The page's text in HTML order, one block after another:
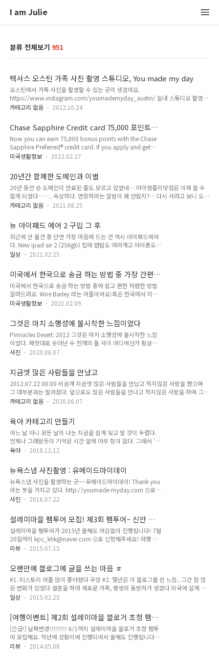
I am Julie
분류 전체보기 951
텍사스 오스틴 가족 사진 촬영 스튜디오, You made my day
오스틴에서 가족 사진을 촬영할 수 있는 곳이 생겼어요.
https://www.instagram.com/youmademyday_austin/ 실내 스튜디오 촬영,
야외 촬영, 출장해서 댁에서 촬영해드리는 것 모두 가능합니다. 뉴욕에서 오랜 시간
입히고 전통의자에서 촬영원하셨던 분들이나.. 돌상 백일상 해주고 촬영하고 싶으셨
던 분들께 희소식이죠! 달라스까지 가지 않아도 오스틴에서 이제 가족 사진 촬영, 아
이 백일 촬영, 돌 사진 촬영, 만삭사진 촬영, 뉴본사진 촬영 등 모든 것이 가능합니다.
웨딩화보 촬영도 가능하오니 문의주시구요. 자세한 것은 인스타그램 계정에서 확인
하셔요. 촬영 문의는 youmademyday7@gmail.com ..
카테고리 없음 2022.10.24
Chase Sapphire Credit card 75,000 포인트
받기 리퍼 링크
Now you can earn 75,000 bonus points with the Chase
Sapphire Preferred® credit card. If you apply and get
approved, we can both earn rewards:
Chase Sapphire Preferred Credit Card | Chase.com Click
to learn more. www.referyourchasecard.com 채이스 은행
에서 인기 좋은 카드, 채이스 사파이어 프리퍼드 크레딧 카드. 현
재 사파이어 카드 만들면 60,000포인트 주는 행사 (약$750상
당 가치) 하는데.. 위 리퍼 링크로 가입하면 15,000..
미국생활정보 2022.02.27
20년간 함께한 도메인과 이별
20년 동안 쓴 도메인이 만료된 줄도 모르고 있었네… 아이엠줄리닷컴은 이제 쓸 수
없게 되었다…….. 속상하다. 연장하라는 알람이 왜 안왔지?… 다시 사려고 보니 도메
인 매매 업체에서 사서 3천불을 내라고 한다. 그럴수는 없지…ㅠㅠ 고등학생 때 처음
카테고리 없음 2021.08.25
뉴 아이패드 에어 2 구입 그 후
최근에 산 물건 중 단연 가장 마음에 드는 건 역시 아이패드에어
다. New ipad air 2 (256gb) 집에 랩탑도 여러개고 아이폰도
최신형인데 뭐하러 아이패드가 필요할까 싶어 망설였었다. 오래
만인가? 다시 아이패드 유저가 되었다. 이유는 1. 요즘은 프라미
어프로보다는 어플로 간편히 동영상 편집하는데 큰 화면으로 보
면 편하니까 2. 주식차트 볼 때 편하려고 3. 그냥 갖고 싶어서 3
번이 가장 크고 1,2번은 구태여 찾은 느낌이지만...... ㅎㅎ 뭔가
새로운 장비를 사면 동기부여 혹은 휘발성이 있을 수 있지만 작
로그에 적고 있는 것을 보니 (시작이 반이니) 반쯤은 맞았나보
다..
일상 2021.02.25
미국에서 한국으로 송금 하는 방법 중 가장 간편
한 저렴한 방법 wirebarley
미국에서 한국으로 송금 하는 방법 중에 쉽고 편한 저렴한 방법
알려드려요. Wire Barley 라는 어플이어요!혹은 한국에서 미국
도 되고... 다양한 나라가 가능하네요! 저는 우선 미국에 있기 때
께요.아래 링크를 사용해서 가입하시면 $5 할인 쿠폰도 2개 받
아 쓰실 수 있으셔요.
https://wirebarley.app.link/DlaAgL9JIdbWireBarley |
Money TransferWould you like to receive useful
information such as exchange rate information, benefits,
했네요 ㅎㅎ..
미국생활정보 2021.02.09
그것은 마치 소행성에 불시착한 느낌이었다
Pinnacles Desert. 2012 그것은 마치 소행성에 불시착한 느낌
이었다. 제멋대로 솟아난 수 천개의 돌 사이 어디에선가 황금빛
머리카락을 가졌다는 그 어린왕자가 고개를 빼꼼히 내밀 것만 같
다. 새벽녘이나 석양이 질 때 가장 아름다운 풍광을 자아낸다는
피너클스. 이 날 우리는 운이 좋게 해질 무렵에까지 머물 수 있었
다. 날이 흐려서 선명한 석양을 보지 못했지만 이미 그것으로 충
분히 아름다웠다. 지는 태양빛을 바라보며 석회암 기둥 사이를
가르며 사막 깊은 곳까지 걸었다. 크고 작은 돌 가운데 오롯이 홀
이 충분할지는 모르겠다. 기가 센 땅이라 그런지 한발 한발 내딛
을 때마다..
사진 2020.06.07
지금껏 많은 사람들을 만났고
2012.07.22 00:00 비공개 지금껏 많은 사람들을 만났고 적지않은 사랑을 했으며
그 대부분과는 멀어졌다. 앞으로도 많은 사람들을 만나고 적지않은 사랑을 하며 그
대부분과 멀어지겠지. 그래도 지금 사랑은 계속되었으면 좋겠다.
카테고리 없음 2020.06.07
육아 카테고리 만들기
어느 날 아니 모든 날의 나는 지금을 쉽게 잊고 말 것이 두렵다.
언제나 그래왔듯이 기억은 시간 앞에 아무 힘이 없다. 그래서 '육
아'라는 카테고리를 만들었다.하지만 '육아' 카테고리를 만든지
히 앉아 키보드를 두들길 시간을 허락하지 않는다.그래서 때로
조급해진다.이렇게 다 잊혀질 우리 일상이 아까워서.. 지금 시각
새벽 00시 35분. (뉴욕시 기준)코고는 소리와 새근새근 숨소리
와 나의 키보드 두들기는 소리가 어우러지는 중.. 뭐든 시작이 어
렵고멈췄다가 다시 시작하는건 더 어렵다. 나는 오늘 그 시작을
고서는 올해가 다 지나가도록 나는 한 문장도 기록하지 못할 것
이다. 먼 훗날 내 ..
육아 2018.12.12
뉴욕스냅 사진촬영 : 유메이드마이데이
뉴욕스냅 사진을 촬영하는 곳~~유메이드마이데이! Thank you
라는 뜻을 가지고 있다. http://youmade-myday.com 으로
접속하면 다양한 샘플 사진이 있는데..장소별로 샘플이 있어서
서 뉴욕으로 여행 하시거나..뉴욕 뉴저지에 거주하시거나 ...필라
델피아나 캘리포니아 같은 다른 주에 거주하시는 분들이 주로 촬
영을 하신다. 결혼을 앞 둔 커플..이제 막 부부가 되어 허니문을
온 신혼부부..아이들과 함께하는 가족 사진.. 등 다양한 분들이
있으시다. 유메이드마이데이 사진은~예쁘다 +_+ 뭔가 자연스럽
라고 생각하시는 분들은...유메이드마이데이 로~~~~뉴욕스냅..
사진 2016.07.22
설레미마을 팸투어 모집! 제3회 팸투어~ 신안 증
도 설레미 마을 무료 여행 이벤트로 가요!
설레미마을 팸투어가 2015년 올해도 어김없이 진행됩니다! 7월
20일까지 kpc_khk@naver.com 으로 신청해주세요! 여행 일
은 24일 금~ 25일 토요일 1박 2일이고 전 여행 경비 및 보험 지
전라도 신안 증도에 있는 설레미 마을~~~~ 무료로 여행해보아
요 :)
리뷰 2015.07.15
오랜만에 블로그에 글을 쓰는 마음 ㅎ
#1. 티스토리 어플 많이 좋아졌다 우앙 #2. 몇년은 이 블로그를 쉰 느낌.. 그간 참 많
은 변화가 있었다 결혼을 하여 새로운 가족, 평생의 동반자가 생겼다 미국에 살게 되
었다 사람일은 정말 알 수가 없는가보다 #3. 줄리도 인스타그램해요 ^^
일상 2015.02.25
[여행이벤트] 제2회 설레미마을 블로거 초청 팸투
어~ 모집합니다!
[긴급!] 날짜변경!!!!!!!!! 6/1까지 설레미마을 블로거 초청 팸투
어 모집해요. 작년에 성황리에 진행되어서 올해도 진행됩니다
^0^ 시간되시는 분들 신청해주세요~ 6월 13일 금요일~14일
리뷰 2014.05.08